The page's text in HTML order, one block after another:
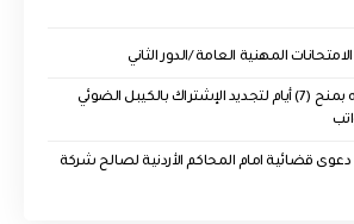
المهنية العامة /الدور الثاني
وزير الاتصالات يوجه بمنح (7) أيام لتجديد الإشتراك بالكيبل الضوئي
قضائية امام المحاكم الأردنية لصالح شركة